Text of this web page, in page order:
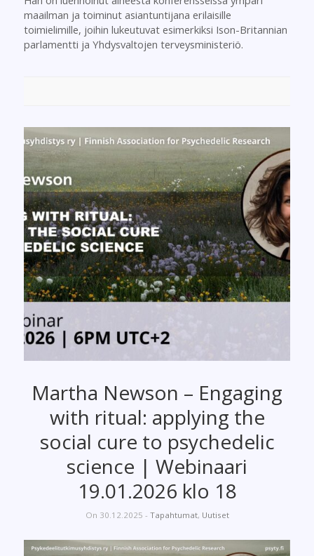
maailman ja toiminut asiantuntijana erilaisille
toimielimille, joihin lukeutuvat esimerkiksi Ison-Britannian
parlamentti ja Yhdysvaltojen terveysministeriö.
Martha Newson – Engaging
with ritual: applying the
social cure to psychedelic
science | Webinaari
19.01.2026 klo 18
On 30.12.2025 - Tapahtumat, Uutiset